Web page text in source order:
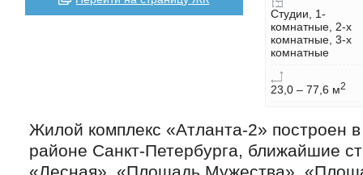
Студии, 1-
комнатные, 2-х
комнатные, 3-х
комнатные
23,0 – 77,6 м2
Жилой комплекс «Атланта-2» построен
районе Санкт-Петербурга, ближайшие